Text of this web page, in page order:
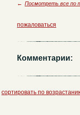
← Посмотреть все по
пожаловаться
Комментарии:
сортировать по